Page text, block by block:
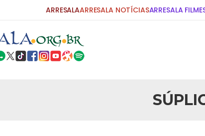
ARRESALAARRESALA NOTÍCIASARRESALA